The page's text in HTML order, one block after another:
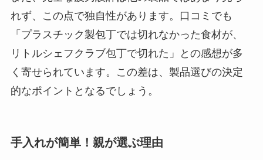
れず、この点で独自性があります。口コミでも
「プラスチック製包丁では切れなかった食材が、
リトルシェフクラブ包丁で切れた」との感想が多
く寄せられています。この差は、製品選びの決定
的なポイントとなるでしょう。
手入れが簡単！親が選ぶ理由